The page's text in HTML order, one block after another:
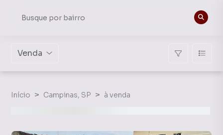
Venda
Início Campinas, SP à venda